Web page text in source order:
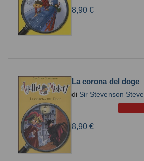
8,90 €
La corona del doge
di Sir Stevenson Steve
8,90 €